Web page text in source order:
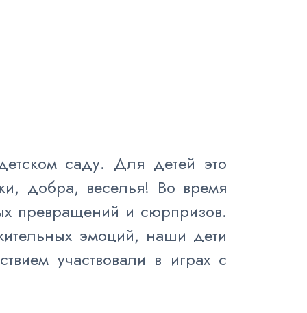
саду. Для детей это
добра, веселья! Во время
превращений и сюрпризов.
эмоций, наши дети
участвовали в играх с